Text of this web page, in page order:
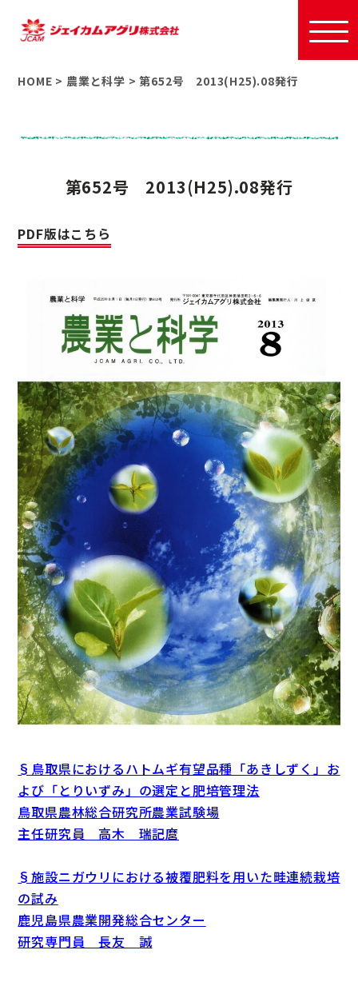
HOME > 農業と科学 >第652号 2013(H25).08発行
第652号 2013(H25).08発行
PDF版はこちら
§鳥取県におけるハトムギ有望品種「あきしずく」お
よび「とりいずみ」の選定と肥培管理法
鳥取県農林総合研究所農業試験場
主任研究員 高木 瑞記麿
§施設ニガウリにおける被覆肥料を用いた畦連続栽培
の試み
鹿児島県農業開発総合センター
研究専門員 長友 誠